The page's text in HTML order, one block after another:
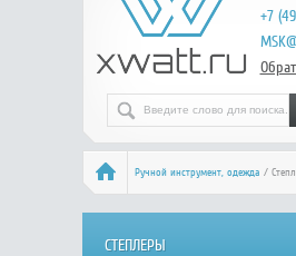
+7
Ручной инcтрумент, одежда /
СТЕПЛЕРЫ